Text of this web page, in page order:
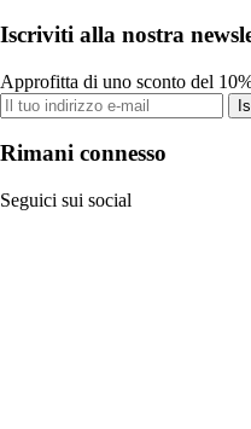
Iscriviti alla nostra
Approfitta di uno sconto del
Rimani connesso
Seguici sui social